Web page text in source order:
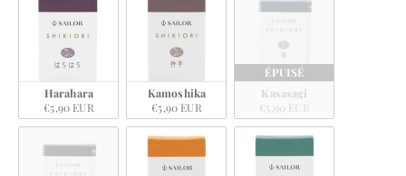
Harahara
€5,90 EUR
Kamoshika
€5,90 EUR
ÉPUISÉ
Kasasagi
€5,90 EUR